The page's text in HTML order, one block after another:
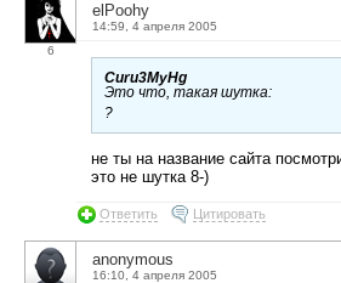
6
elPoohy
14:59, 4 апреля 2005
Curu3MyHg
Это что, такая шутка:
?
не ты на название сайта
это не шутка 8-)
Ответить Цитировать
anonymous
16:10, 4 апреля 2005